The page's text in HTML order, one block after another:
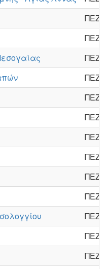
ΠΕΖΗ
ΠΕΖΗ
ΠΕΖΗ
ΠΕΖΗ
ΠΕΖΗ
ΠΕΖΗ
ΠΕΖΗ
ΠΕΖΗ
ΠΕΖΗ
ΠΕΖΗ
ΠΕΖΗ
ΠΕΖΗ
ΠΕΖΗ